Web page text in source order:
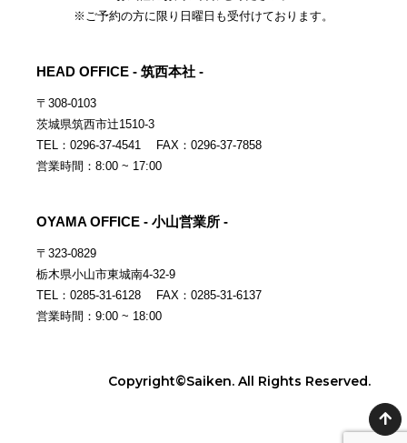
※ご予約の方に限り日曜日も受付けております。
HEAD OFFICE - 筑西本社 -
〒308-0103
茨城県筑西市辻1510-3
TEL：0296-37-4541 FAX：0296-37-7858
営業時間：8:00 ~ 17:00
OYAMA OFFICE - 小山営業所 -
〒323-0829
栃木県小山市東城南4-32-9
TEL：0285-31-6128 FAX：0285-31-6137
営業時間：9:00 ~ 18:00
Copyright©Saiken. All Rights Reserved.